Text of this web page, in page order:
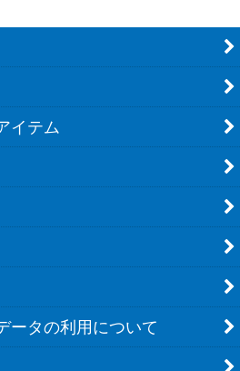
イテム
ータの利用について